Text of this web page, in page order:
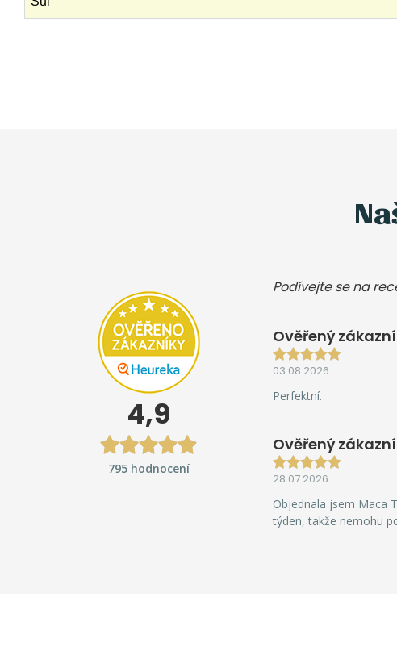
4,9
795 hodnocení
Podívejte se na
Ověřený
03.08.2026
Perfektní.
Ověřený
28.07.2026
Objednala jsem Maca
týden, takže nemohu